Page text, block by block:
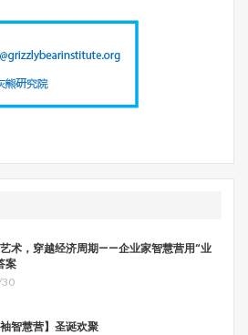
术，穿越经济周期——企业家智慧营用“业
案
袖智慧营】圣诞欢聚